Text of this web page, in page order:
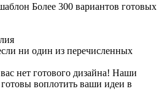
Более 300 вариантов готовых
ни один из перечисленных
нет готового дизайна! Наши
воплотить ваши идеи в